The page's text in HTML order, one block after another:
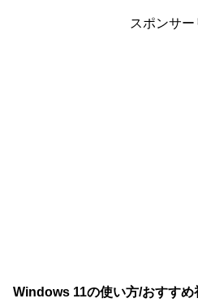
スポンサー
Windows 11の使い方/おすす